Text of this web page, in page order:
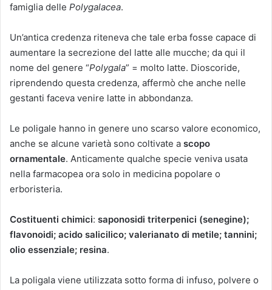
famiglia delle Polygalacea.
Un’antica credenza riteneva che tale erba fosse capace di
aumentare la secrezione del latte alle mucche; da qui il
nome del genere “Polygala” = molto latte. Dioscoride,
riprendendo questa credenza, affermò che anche nelle
gestanti faceva venire latte in abbondanza.
Le poligale hanno in genere uno scarso valore economico,
anche se alcune varietà sono coltivate a scopo
ornamentale. Anticamente qualche specie veniva usata
nella farmacopea ora solo in medicina popolare o
erboristeria.
Costituenti chimici: saponosidi triterpenici (senegine);
flavonoidi; acido salicilico; valerianato di metile; tannini;
olio essenziale; resina.
La poligala viene utilizzata sotto forma di infuso, polvere o